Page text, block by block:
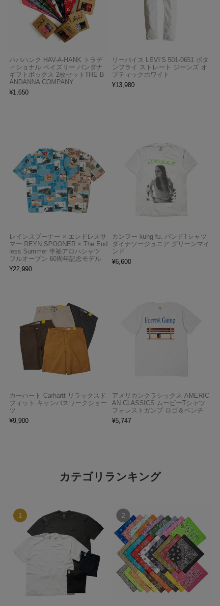
ハバハンク HAV-A-HANK トラデ
ィショナル ペイズリー バンダナ
ギフトボックス 2枚セットTHE B
ANDANNA COMPANY
¥1,650
リーバイス LEVI’S 501-0651 ボタ
ンフライ ストレート ジーンズ オ
プティックホワイト
¥13,980
レインスプーナー × エンドレスサ
マー REYN SPOONER × The End
less Summer 半袖アロハシャツ
フルオープン 60周年記念モデル
¥22,990
カンフー kung fu. バンドTシャツ
ダイナソージュニア グリーンマイ
ンド
¥6,600
カーハート Carhartt リラックスド
フィット キャンバスワークショー
ツ
¥9,900
アメリカンクラシックス AMERIC
AN CLASSICS ムービーTシャツ
フォレストガンプ ロゴ＆ベンチ
¥5,747
カテゴリランキング